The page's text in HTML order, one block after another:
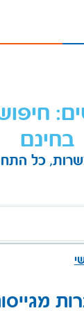
בחינם
כל